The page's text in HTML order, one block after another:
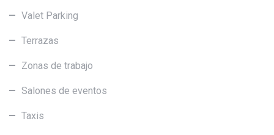
Valet Parking
Terrazas
Zonas de trabajo
Salones de eventos
Taxis